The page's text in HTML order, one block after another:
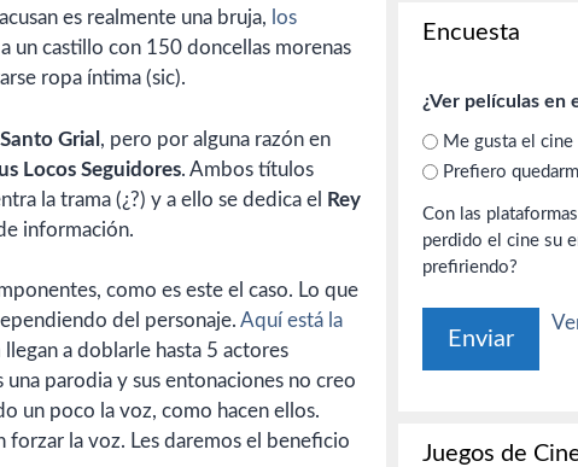
es realmente una bruja, los
un castillo con 150 doncellas morenas
ropa íntima (sic).
Grial , pero por alguna razón en
Locos Seguidores. Ambos títulos
la trama (¿?) y a ello se dedica el
Rey
información.
como es este el caso. Lo que
del personaje. Aquí está la
llegan a doblarle hasta 5 actores
parodia y sus entonaciones no creo
un poco la voz, como hacen ellos.
la voz. Les daremos el beneficio
Encuesta
¿Ver películas en
Me gusta el cine
Prefiero
Con las plataformas
perdido el cine su encanto
prefiriendo?
Juegos de